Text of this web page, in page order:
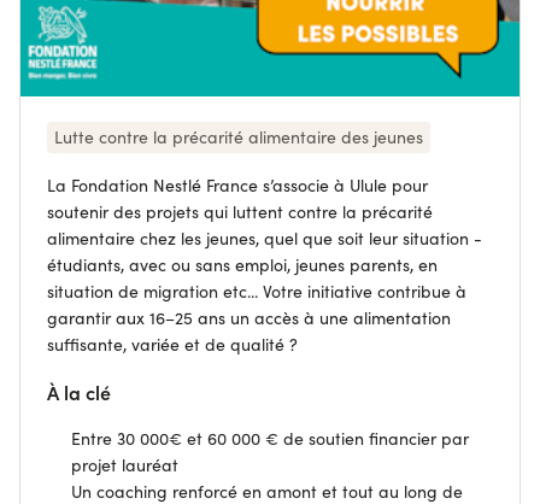
Lutte contre la précarité alimentaire des jeunes
La Fondation Nestlé France s’associe à Ulule pour
soutenir des projets qui luttent contre la précarité
alimentaire chez les jeunes, quel que soit leur situation -
étudiants, avec ou sans emploi, jeunes parents, en
situation de migration etc... Votre initiative contribue à
garantir aux 16–25 ans un accès à une alimentation
suffisante, variée et de qualité ?
À la clé
Entre 30 000€ et 60 000 € de soutien financier par
projet lauréat
Un coaching renforcé en amont et tout au long de